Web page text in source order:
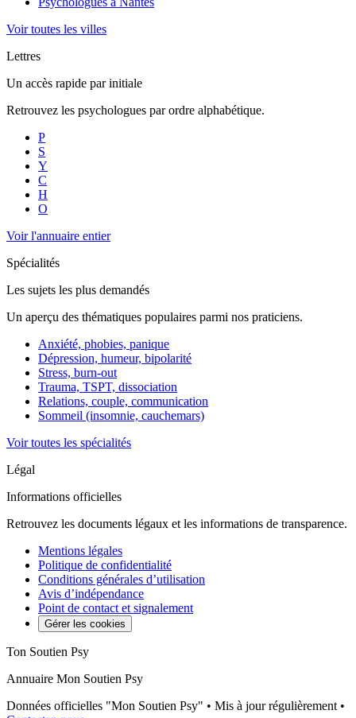
Voir toutes les villes
Lettres
Un accès rapide par initiale
Retrouvez les psychologues par ordre alphabétique.
P
S
Y
C
H
O
Voir l'annuaire entier
Spécialités
Les sujets les plus demandés
Un aperçu des thématiques populaires parmi nos praticiens.
Anxiété, phobies, panique
Dépression, humeur, bipolarité
Stress, burn-out
Trauma, TSPT, dissociation
Relations, couple, communication
Sommeil (insomnie, cauchemars)
Voir toutes les spécialités
Légal
Informations officielles
Retrouvez les documents légaux et les informations de transparence.
Mentions légales
Politique de confidentialité
Conditions générales d’utilisation
Avis d’indépendance
Point de contact et signalement
Gérer les cookies
Ton Soutien Psy
Annuaire Mon Soutien Psy
Données officielles "Mon Soutien Psy" • Mis à jour régulièrement •